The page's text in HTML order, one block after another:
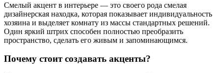
Смелый акцент в интерьере — это своего рода смелая
дизайнерская находка, которая показывает индивидуальность
хозяина и выделяет комнату из массы стандартных решений.
Один яркий штрих способен полностью преобразить
пространство, сделать его живым и запоминающимся.
Почему стоит создавать акценты?